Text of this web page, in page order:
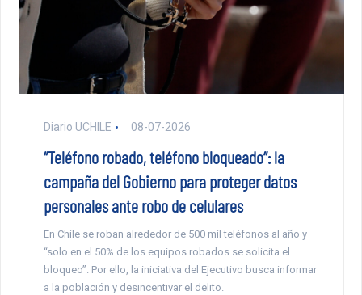
Diario UCHILE 08-07-2026
“Teléfono robado, teléfono bloqueado”: la
campaña del Gobierno para proteger datos
personales ante robo de celulares
En Chile se roban alrededor de 500 mil teléfonos al año y
“solo en el 50% de los equipos robados se solicita el
bloqueo”. Por ello, la iniciativa del Ejecutivo busca informar
a la población y desincentivar el delito.